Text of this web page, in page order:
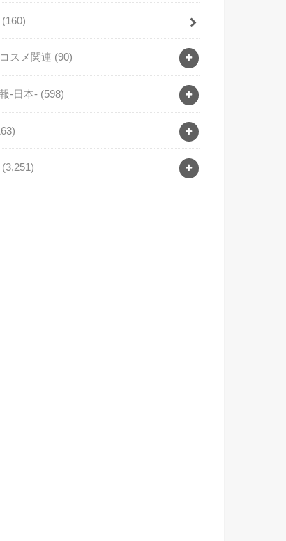
(160)
スメ関連 (90)
-日本- (598)
(3,251)